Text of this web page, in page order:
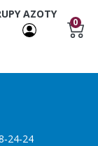
AZOTY
0